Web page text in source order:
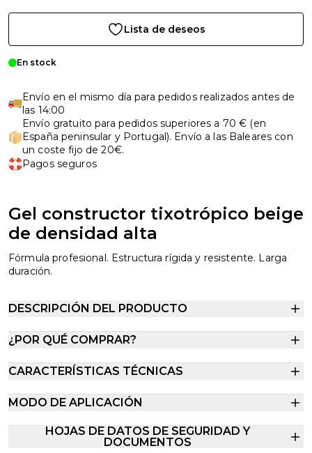
Lista de deseos
En stock
Envío en el mismo día para pedidos realizados antes de
las 14:00
Envío gratuito para pedidos superiores a 70 € (en
España peninsular y Portugal). Envío a las Baleares con
un coste fijo de 20€.
Pagos seguros
Gel constructor tixotrópico beige
de densidad alta
Fórmula profesional. Estructura rígida y resistente. Larga
duración.
DESCRIPCIÓN DEL PRODUCTO
¿POR QUÉ COMPRAR?
CARACTERÍSTICAS TÉCNICAS
MODO DE APLICACIÓN
HOJAS DE DATOS DE SEGURIDAD Y
DOCUMENTOS